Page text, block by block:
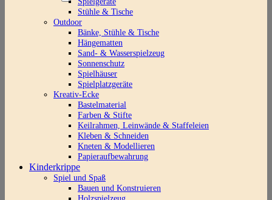
Stühle & Tische
Outdoor
Bänke, Stühle & Tische
Hängematten
Sand- & Wasserspielzeug
Sonnenschutz
Spielhäuser
Spielplatzgeräte
Kreativ-Ecke
Bastelmaterial
Farben & Stifte
Keilrahmen, Leinwände & Staffeleien
Kleben & Schneiden
Kneten & Modellieren
Papieraufbewahrung
Kinderkrippe
Spiel und Spaß
Bauen und Konstruieren